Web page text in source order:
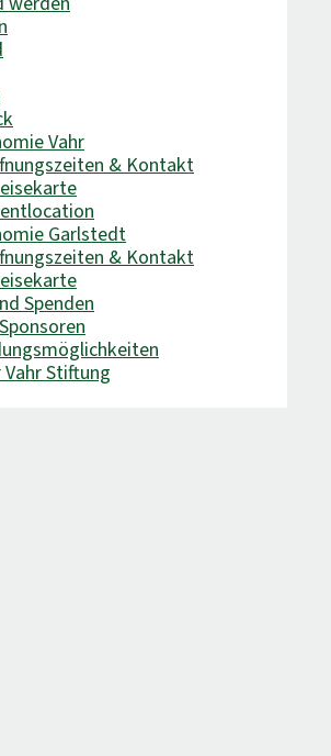
Vahr
& Kontakt
Garlstedt
& Kontakt
Spenden
Vahr Stiftung